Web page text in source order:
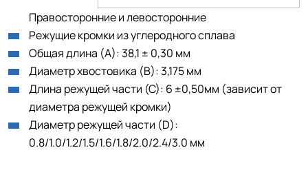
Правосторонние и левосторонние
Режущие кромки из углеродного сплава
Общая длина (А): 38,1 ± 0,30 мм
Диаметр хвостовика (В): 3,175 мм
Длина режущей части (С): 6 ±0,50мм (зависит от
диаметра режущей кромки)
Диаметр режущей части (D):
0.8/1.0/1.2/1.5/1.6/1.8/2.0/2.4/3.0 мм